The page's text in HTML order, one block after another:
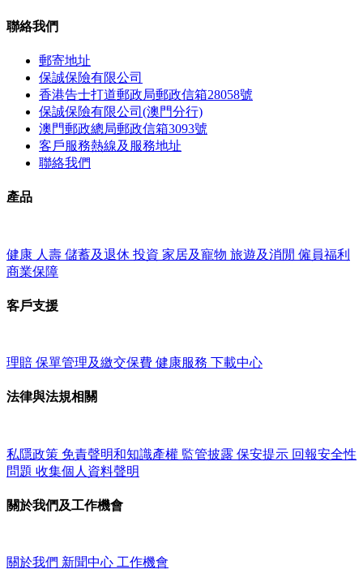
聯絡我們
郵寄地址
保誠保險有限公司
香港告士打道郵政局郵政信箱28058號
保誠保險有限公司(澳門分行)
澳門郵政總局郵政信箱3093號
客戶服務熱線及服務地址
聯絡我們
產品
健康 人壽 儲蓄及退休 投資 家居及寵物 旅遊及消閒 僱員福利
商業保障
客戶支援
理賠 保單管理及繳交保費 健康服務 下載中心
法律與法規相關
私隱政策 免責聲明和知識產權 監管披露 保安提示 回報安全性
問題 收集個人資料聲明
關於我們及工作機會
關於我們 新聞中心 工作機會